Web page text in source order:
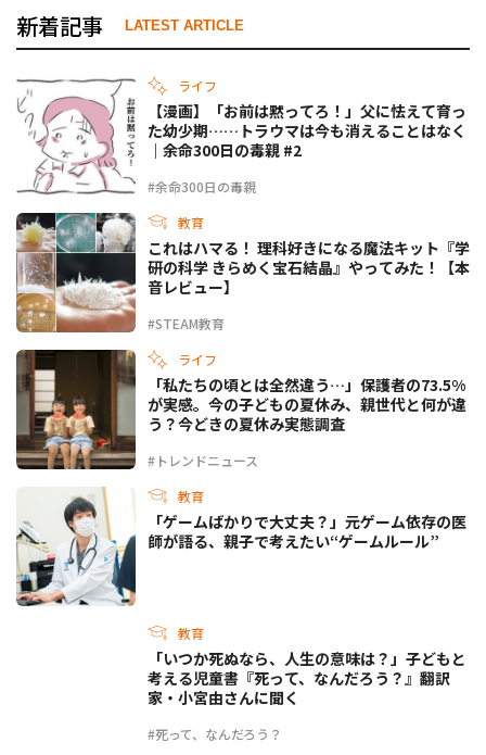
新着記事 LATEST ARTICLE
ライフ
#余命300日の毒親
【漫画】「お前は黙ってろ！」父に怯えて育っ
た幼少期……トラウマは今も消えることはなく
｜余命300日の毒親 #2
教育
#STEAM教育
これはハマる！ 理科好きになる魔法キット『学
研の科学 きらめく宝石結晶』やってみた！【本
音レビュー】
ライフ
#トレンドニュース
「私たちの頃とは全然違う…」保護者の73.5%
が実感。今の子どもの夏休み、親世代と何が違
う？今どきの夏休み実態調査
教育
「ゲームばかりで大丈夫？」元ゲーム依存の医
師が語る、親子で考えたい“ゲームルール”
教育
#死って、なんだろう？
「いつか死ぬなら、人生の意味は？」子どもと
考える児童書『死って、なんだろう？』翻訳
家・小宮由さんに聞く